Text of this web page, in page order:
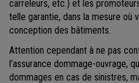
carreleurs, etc.) et les
telle garantie, dans la mesure où
conception des bâtiments.
Attention cependant à ne pas
l’assurance dommage-ouvrage,
dommages en cas de sinistres,